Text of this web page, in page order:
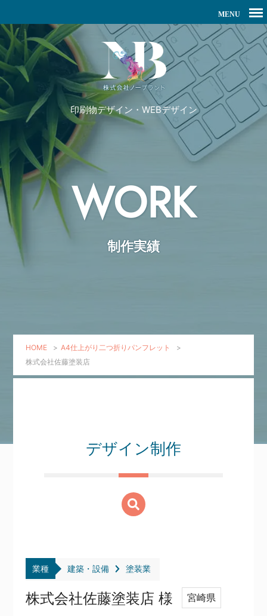
印刷物デザイン・WEBデザイン
WORK
制作実績
HOME > A4仕上がり二つ折りパンフレット
>
株式会社佐藤塗装店
デザイン制作
業種 建築・設備 塗装業
株式会社佐藤塗装店 様 宮崎県